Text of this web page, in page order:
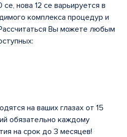
нова 12 се варьируется в
комплекса процедур и
Вы можете любым
на ваших глазах от 15
обязательно каждому
на срок до 3 месяцев!